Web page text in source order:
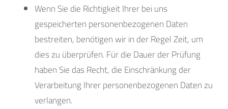
Wenn Sie die Richtigkeit Ihrer bei uns
gespeicherten personenbezogenen Daten
bestreiten, benötigen wir in der Regel Zeit, um
dies zu überprüfen. Für die Dauer der Prüfung
haben Sie das Recht, die Einschränkung der
Verarbeitung Ihrer personenbezogenen Daten zu
verlangen.